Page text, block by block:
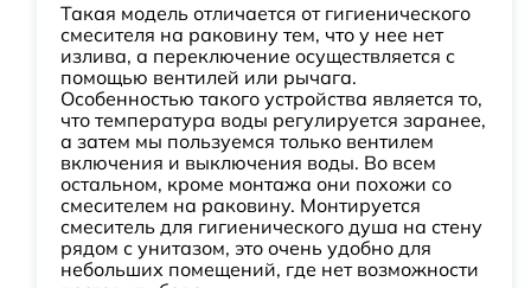
Такая модель отличается от гигиенического
смесителя на раковину тем, что у нее нет
излива, а переключение осуществляется с
помощью вентилей или рычага.
Особенностью такого устройства является то,
что температура воды регулируется заранее,
а затем мы пользуемся только вентилем
включения и выключения воды. Во всем
остальном, кроме монтажа они похожи со
смесителем на раковину. Монтируется
смеситель для гигиенического душа на стену
рядом с унитазом, это очень удобно для
небольших помещений, где нет возможности